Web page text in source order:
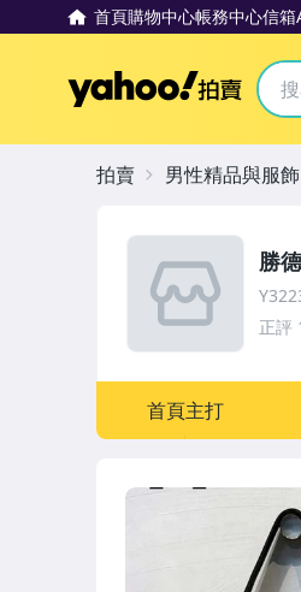
首頁購物中心帳務中心信箱
勝
正評
首頁主打
手機、配件與通
居家、家具與園
拍賣 男性精品與服飾